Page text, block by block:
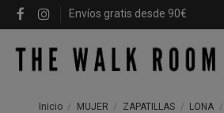
Envíos gratis desde 90€
Inicio MUJER ZAPATILLAS LONA